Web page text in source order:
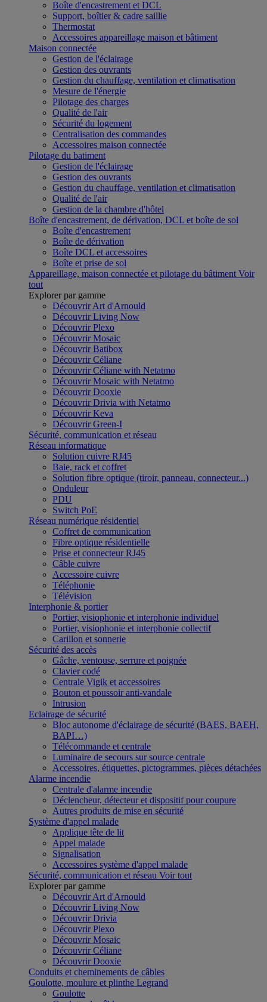
Boîte d'encastrement et DCL
Support, boîtier & cadre saillie
Thermostat
Accessoires appareillage maison et bâtiment
Maison connectée
Gestion de l'éclairage
Gestion des ouvrants
Gestion du chauffage, ventilation et climatisation
Mesure de l'énergie
Pilotage des charges
Qualité de l'air
Sécurité du logement
Centralisation des commandes
Accessoires maison connectée
Pilotage du batiment
Gestion de l'éclairage
Gestion des ouvrants
Gestion du chauffage, ventilation et climatisation
Qualité de l'air
Gestion de la chambre d'hôtel
Boîte d'encastrement, de dérivation, DCL et boîte de sol
Boîte d'encastrement
Boîte de dérivation
Boîte DCL et accessoires
Boîte et prise de sol
Appareillage, maison connectée et pilotage du bâtiment Voir
tout
Explorer par gamme
Découvrir Art d'Arnould
Découvrir Living Now
Découvrir Plexo
Découvrir Mosaic
Découvrir Batibox
Découvrir Céliane
Découvrir Céliane with Netatmo
Découvrir Mosaic with Netatmo
Découvrir Dooxie
Découvrir Drivia with Netatmo
Découvrir Keva
Découvrir Green-I
Sécurité, communication et réseau
Réseau informatique
Solution cuivre RJ45
Baie, rack et coffret
Solution fibre optique (tiroir, panneau, connecteur...)
Onduleur
PDU
Switch PoE
Réseau numérique résidentiel
Coffret de communication
Fibre optique résidentielle
Prise et connecteur RJ45
Câble cuivre
Accessoire cuivre
Téléphonie
Télévision
Interphonie & portier
Portier, visiophonie et interphonie individuel
Portier, visiophonie et interphonie collectif
Carillon et sonnerie
Sécurité des accès
Gâche, ventouse, serrure et poignée
Clavier codé
Centrale Vigik et accessoires
Bouton et poussoir anti-vandale
Intrusion
Eclairage de sécurité
Bloc autonome d'éclairage de sécurité (BAES, BAEH,
BAPI…)
Télécommande et centrale
Luminaire de secours sur source centrale
Accessoires, étiquettes, pictogrammes, pièces détachées
Alarme incendie
Centrale d'alarme incendie
Déclencheur, détecteur et dispositif pour coupure
Autres produits de mise en sécurité
Système d'appel malade
Applique tête de lit
Appel malade
Signalisation
Accessoires système d'appel malade
Sécurité, communication et réseau Voir tout
Explorer par gamme
Découvrir Art d'Arnould
Découvrir Living Now
Découvrir Drivia
Découvrir Plexo
Découvrir Mosaic
Découvrir Céliane
Découvrir Dooxie
Conduits et cheminements de câbles
Goulotte, moulure et plinthe Legrand
Goulotte